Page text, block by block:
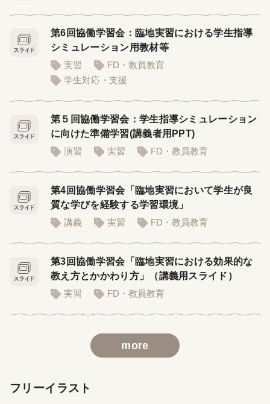
第6回協働学習会：臨地実習における学生指導
シミュレーション用教材等
実習
FD・教員教育
学生対応・支援
第５回協働学習会：学生指導シミュレーション
に向けた準備学習(講義者用PPT)
演習
実習 FD・教員教育
第4回協働学習会「臨地実習において学生が良
質な学びを経験する学習環境」
講義
実習 FD・教員教育
第3回協働学習会「臨地実習における効果的な
教え方とかかわり方」（講義用スライド）
実習
FD・教員教育
more
フリーイラスト